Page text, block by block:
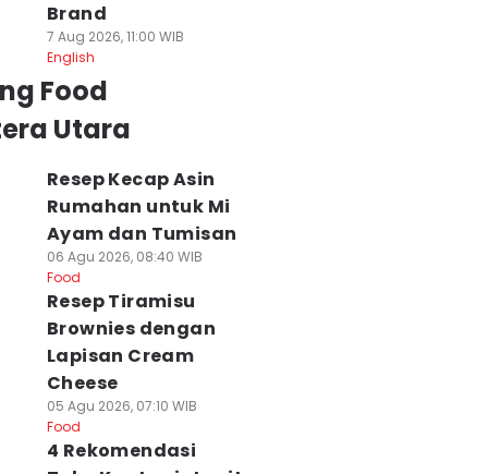
Brand
7 Aug 2026, 11:00 WIB
English
Food
Utara
Resep Kecap Asin
Rumahan untuk Mi
Ayam dan Tumisan
06 Agu 2026, 08:40 WIB
Food
Resep Tiramisu
Brownies dengan
Lapisan Cream
Cheese
05 Agu 2026, 07:10 WIB
Food
4 Rekomendasi